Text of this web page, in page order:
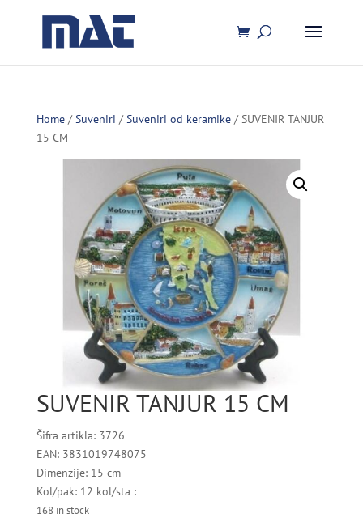
Home/Suveniri /Suveniri od keramike/ SUVENIR TANJUR
15 CM
SUVENIR TANJUR 15 CM
Šifra artikla: 3726
EAN: 3831019748075
Dimenzije: 15 cm
Kol/pak: 12 kol/sta :
168 in stock